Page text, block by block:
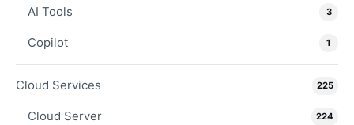
AI Tools 3
Copilot 1
Cloud Services 225
Cloud Server 224